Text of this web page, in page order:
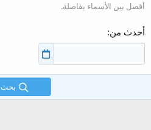
أفصل بين الأسماء بفاصلة.
أحدث من
بحث